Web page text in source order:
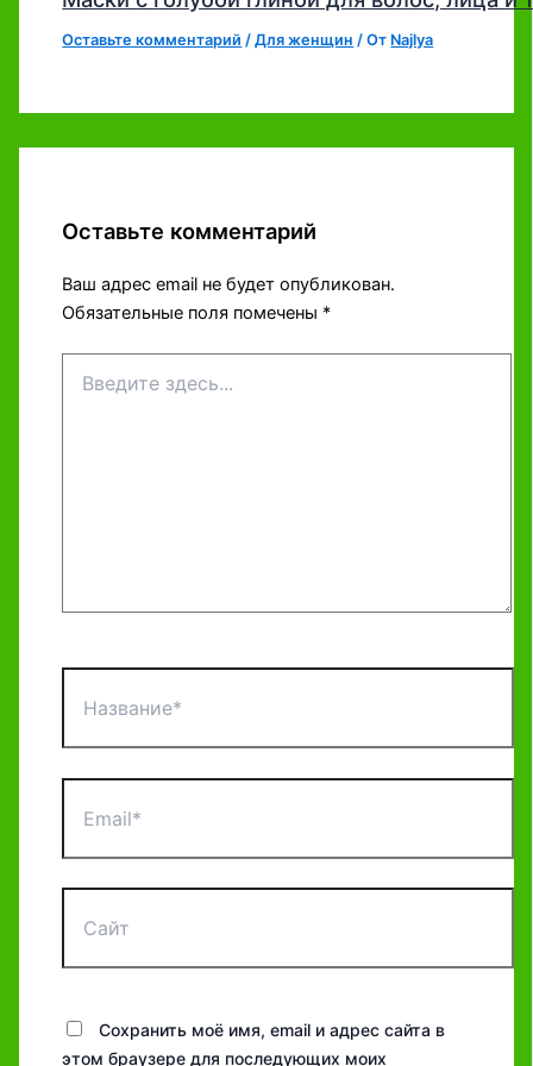
Оставьте комментарий /Для женщин / От Najlya
Оставьте комментарий
Ваш адрес email не будет опубликован.
Обязательные поля помечены *
здесь...
Сохранить моё имя, email и адрес сайта в
этом браузере для последующих моих